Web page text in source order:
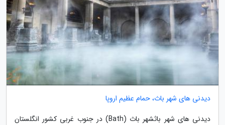
دیدنی های شهر باث، حمام عظیم اروپا
دیدنی های شهر باثشهر باث (Bath) در جنوب غربی کشور انگلستان